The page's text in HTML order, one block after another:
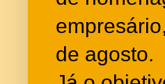
de agosto.